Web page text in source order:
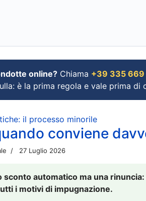
online? Chiama +39 335
è la prima regola e vale prima di
il processo minorile
conviene
27 Luglio 2026
automatico ma una
i motivi di impugnazione.